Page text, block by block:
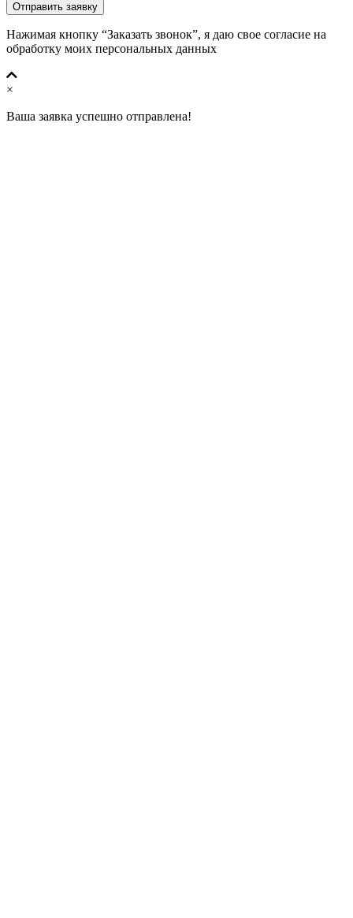
Отправить заявку
Нажимая кнопку “Заказать звонок”, я даю свое согласие на
обработку моих персональных данных
×
Ваша заявка успешно отправлена!